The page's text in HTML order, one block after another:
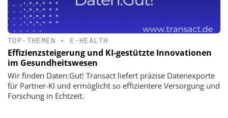
TOP-THEMEN • E-HEALTH
Effizienzsteigerung und KI-gestützte Innovationen
im Gesundheitswesen
Wir finden Daten:Gut! Transact liefert präzise Datenexporte
für Partner-KI und ermöglicht so effizientere Versorgung und
Forschung in Echtzeit.